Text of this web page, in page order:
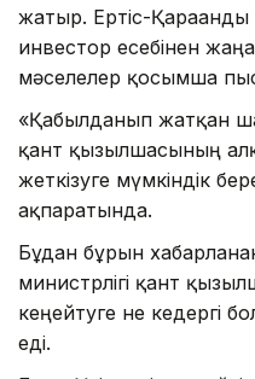
жатыр. Ертіс-
инвестор есебінен
мәселелер қосымша
«Қабылданып жатқан
қант қызылшасының
жеткізуге мүмкіндік
ақпаратында.
Бұдан бұрын
министрлігі қант
кеңейтуге не кедергі
еді.